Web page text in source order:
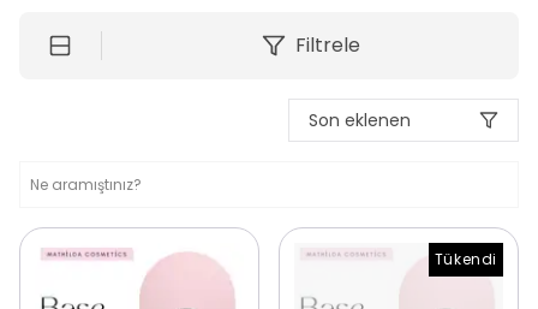
Filtrele
Son eklenen
Tükendi